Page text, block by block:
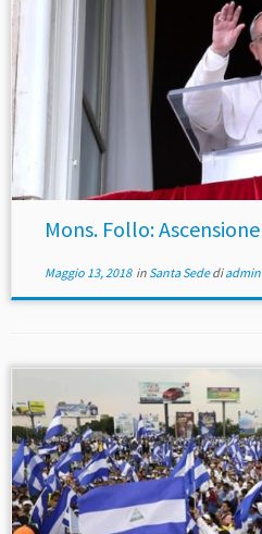
Mons. Follo:
Maggio 13, 2018in Santa Sedediadmin